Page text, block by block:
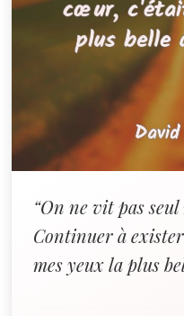
“On ne vit pas seul
Continuer à
mes yeux la plus